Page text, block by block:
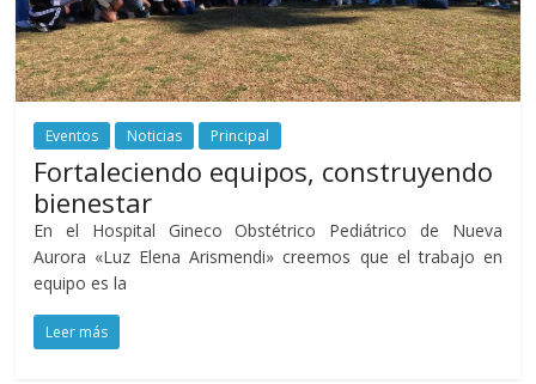
Eventos Noticias Principal
Fortaleciendo equipos, construyendo
bienestar
En el Hospital Gineco Obstétrico Pediátrico de Nueva
Aurora «Luz Elena Arismendi» creemos que el trabajo en
equipo es la
Leer más